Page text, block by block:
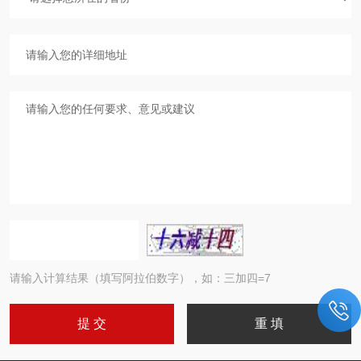
请输入计算结果（填写阿拉伯数字），如：三加四=7